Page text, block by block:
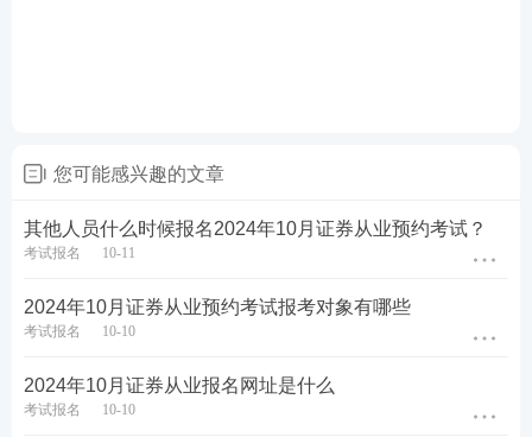
太原、呼和浩特、沈阳、长春、哈尔滨、上海、南
京、杭州、合肥、福州、南昌、济南、郑州、武汉、
长沙、广州、南宁、海口、重庆、成都、贵阳、昆
明、拉萨、西安、兰州、西宁、银川、乌鲁木齐、大
准考证为准。
您可能感兴趣的文章
其他人员什么时候报名2024年10月证券从业预约考试？
考试报名 10-11
2024年10月证券从业预约考试报考对象有哪些
考试报名 10-10
2024年10月证券从业报名网址是什么
考试报名 10-10